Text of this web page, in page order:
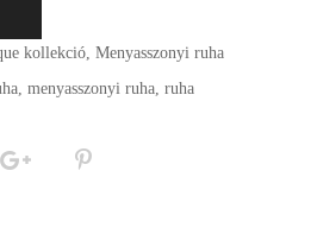
kollekció, Menyasszonyi ruha
, menyasszonyi ruha, ruha